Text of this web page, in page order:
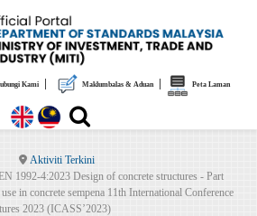
Kami| Maklumbalas & Aduan| Peta Laman
Aktiviti Terkini
1992-4:2023 Design of concrete structures - Part
in concrete sempena 11th International Conference
2023 (ICASS’2023)